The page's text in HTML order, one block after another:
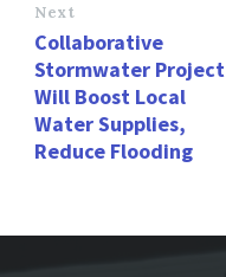
Next
Collaborative
Stormwater Project
Will Boost Local
Water Supplies,
Reduce Flooding